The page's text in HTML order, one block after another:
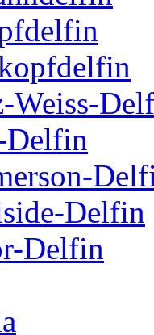
Weiss-
Delfin
Delfin
Delfin